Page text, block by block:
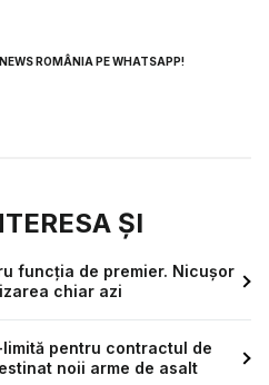
ROMÂNIA PE WHATSAPP!
ȘI
funcția de premier. Nicușor
chiar azi
pentru contractul de
noii arme de asalt